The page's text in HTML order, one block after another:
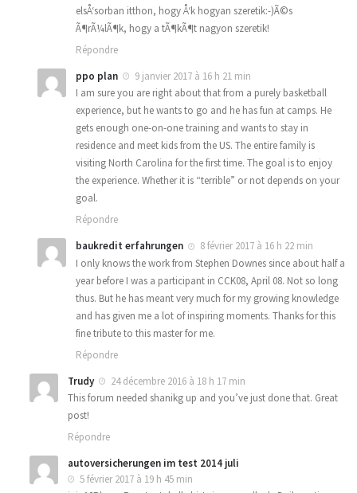
elsÅ‘sorban itthon, hogy Å‘k hogyan szeretik:-)Ã©s
Ã¶rÃ¼lÃ¶k, hogy a tÃ¶kÃ¶t nagyon szeretik!
Répondre
ppo plan
9 janvier 2017 à 16 h 21 min
I am sure you are right about that from a purely basketball
experience, but he wants to go and he has fun at camps. He
gets enough one-on-one training and wants to stay in
residence and meet kids from the US. The entire family is
visiting North Carolina for the first time. The goal is to enjoy
the experience. Whether it is “terrible” or not depends on your
goal.
Répondre
baukredit erfahrungen
8 février 2017 à 16 h 22 min
I only knows the work from Stephen Downes since about half a
year before I was a participant in CCK08, April 08. Not so long
thus. But he has meant very much for my growing knowledge
and has given me a lot of inspiring moments. Thanks for this
fine tribute to this master for me.
Répondre
Trudy
24 décembre 2016 à 18 h 17 min
This forum needed shanikg up and you’ve just done that. Great
post!
Répondre
autoversicherungen im test 2014 juli
5 février 2017 à 19 h 45 min